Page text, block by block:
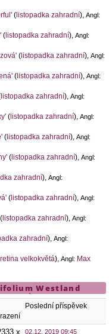
( listopadka zahradní), Angl:
( listopadka zahradní), Angl:
( listopadka zahradní), Angl:
( listopadka zahradní), Angl:
listopadka zahradní), Angl:
( listopadka zahradní), Angl:
( listopadka zahradní), Angl:
( listopadka zahradní), Angl:
zahradní), Angl:
( listopadka zahradní), Angl:
( listopadka zahradní), Angl:
zahradní), Angl:
velkokvětá), Angl: Max
Westland
,
Poslední příspěvek
x 02.12. 2019 09:45